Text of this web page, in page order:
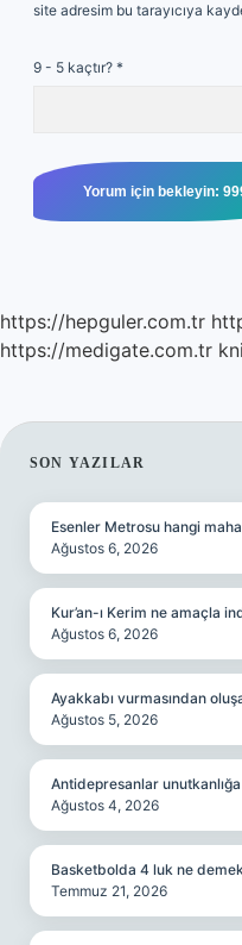
site adresim bu tarayıcıya
9 - 5 kaçtır? *
https://hepguler.com.tr
https://medigate.com.tr
SIDEBAR
SON YAZILAR
Esenler Metrosu hangi
Ağustos 6, 2026
Kur’an-ı Kerim ne amaçla
Ağustos 6, 2026
Ayakkabı vurmasından
Ağustos 5, 2026
Antidepresanlar
Ağustos 4, 2026
Basketbolda 4 luk ne
Temmuz 21, 2026